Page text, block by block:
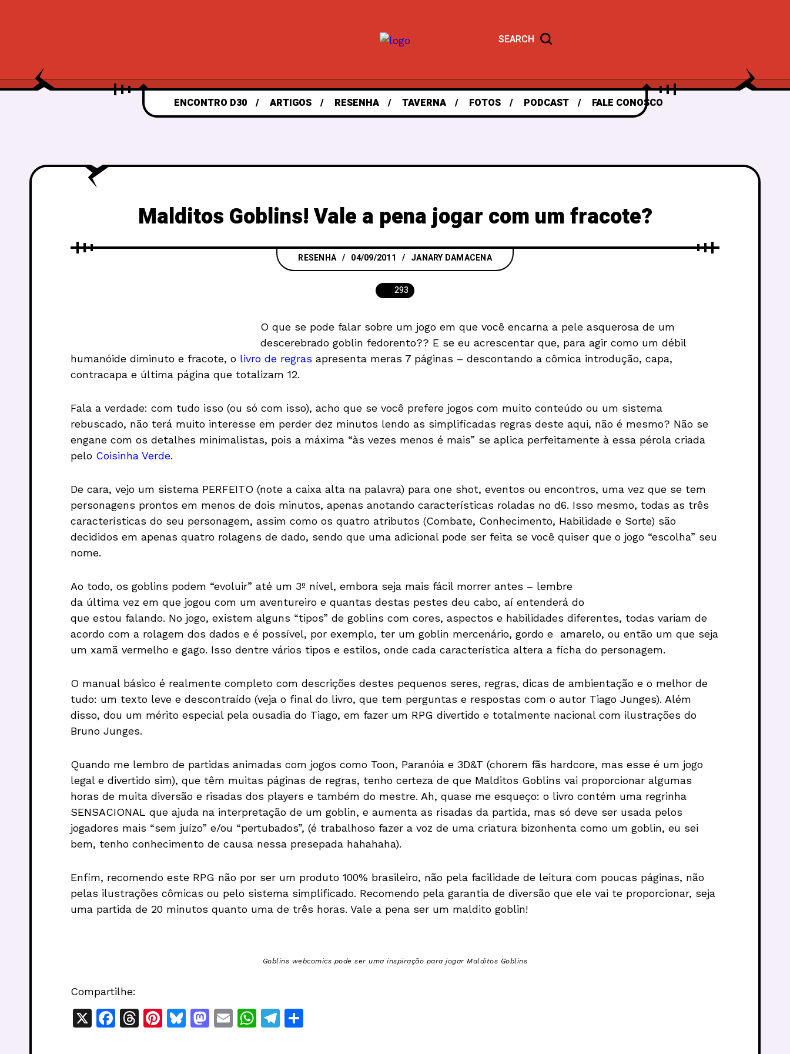
SEARCH
ENCONTRO D30 ARTIGOS RESENHA TAVERNA FOTOS PODCAST FALE CONOSCO
Malditos Goblins! Vale a pena jogar com um fracote?
RESENHA 04/09/2011 JANARY DAMACENA
293
O que se pode falar sobre um jogo em que você encarna a pele asquerosa de um
descerebrado goblin fedorento?? E se eu acrescentar que, para agir como um débil
humanóide diminuto e fracote, o livro de regras apresenta meras 7 páginas – descontando a cômica introdução, capa,
contracapa e última página que totalizam 12.
Fala a verdade: com tudo isso (ou só com isso), acho que se você prefere jogos com muito conteúdo ou um sistema
rebuscado, não terá muito interesse em perder dez minutos lendo as simplificadas regras deste aqui, não é mesmo? Não se
engane com os detalhes minimalistas, pois a máxima “às vezes menos é mais” se aplica perfeitamente à essa pérola criada
pelo Coisinha Verde.
De cara, vejo um sistema PERFEITO (note a caixa alta na palavra) para one shot, eventos ou encontros, uma vez que se tem
personagens prontos em menos de dois minutos, apenas anotando características roladas no d6. Isso mesmo, todas as três
características do seu personagem, assim como os quatro atributos (Combate, Conhecimento, Habilidade e Sorte) são
decididos em apenas quatro rolagens de dado, sendo que uma adicional pode ser feita se você quiser que o jogo “escolha” seu
nome.
Ao todo, os goblins podem “evoluir” até um 3º nível, embora seja mais fácil morrer antes – lembre
da última vez em que jogou com um aventureiro e quantas destas pestes deu cabo, aí entenderá do
que estou falando. No jogo, existem alguns “tipos” de goblins com cores, aspectos e habilidades diferentes, todas variam de
acordo com a rolagem dos dados e é possível, por exemplo, ter um goblin mercenário, gordo e amarelo, ou então um que seja
um xamã vermelho e gago. Isso dentre vários tipos e estilos, onde cada característica altera a ficha do personagem.
O manual básico é realmente completo com descrições destes pequenos seres, regras, dicas de ambientação e o melhor de
tudo: um texto leve e descontraído (veja o final do livro, que tem perguntas e respostas com o autor Tiago Junges). Além
disso, dou um mérito especial pela ousadia do Tiago, em fazer um RPG divertido e totalmente nacional com ilustrações do
Bruno Junges.
Quando me lembro de partidas animadas com jogos como Toon, Paranóia e 3D&T (chorem fãs hardcore, mas esse é um jogo
legal e divertido sim), que têm muitas páginas de regras, tenho certeza de que Malditos Goblins vai proporcionar algumas
horas de muita diversão e risadas dos players e também do mestre. Ah, quase me esqueço: o livro contém uma regrinha
SENSACIONAL que ajuda na interpretação de um goblin, e aumenta as risadas da partida, mas só deve ser usada pelos
jogadores mais “sem juízo” e/ou “pertubados”, (é trabalhoso fazer a voz de uma criatura bizonhenta como um goblin, eu sei
bem, tenho conhecimento de causa nessa presepada hahahaha).
Enfim, recomendo este RPG não por ser um produto 100% brasileiro, não pela facilidade de leitura com poucas páginas, não
pelas ilustrações cômicas ou pelo sistema simplificado. Recomendo pela garantia de diversão que ele vai te proporcionar, seja
uma partida de 20 minutos quanto uma de três horas. Vale a pena ser um maldito goblin!
Goblins webcomics pode ser uma inspiração para jogar Malditos Goblins
Compartilhe:
X
F
T
Pi Bl M E
W T